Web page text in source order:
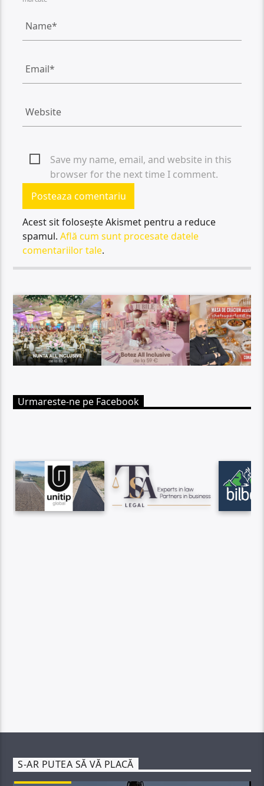
Save my name, email, and website in this
browser for the next time I comment.
Acest sit folosește Akismet pentru a reduce
spamul.Află cum sunt procesate datele
comentariilor tale.
Urmareste-ne pe Facebook
S-AR PUTEA SĂ VĂ PLACĂ